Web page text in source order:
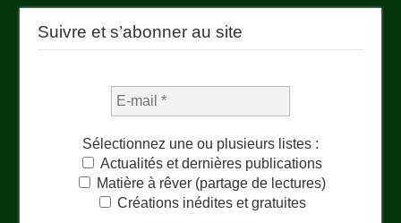
Suivre et s’abonner au site
Sélectionnez une ou plusieurs listes :
Actualités et dernières publications
Matière à rêver (partage de lectures)
Créations inédites et gratuites